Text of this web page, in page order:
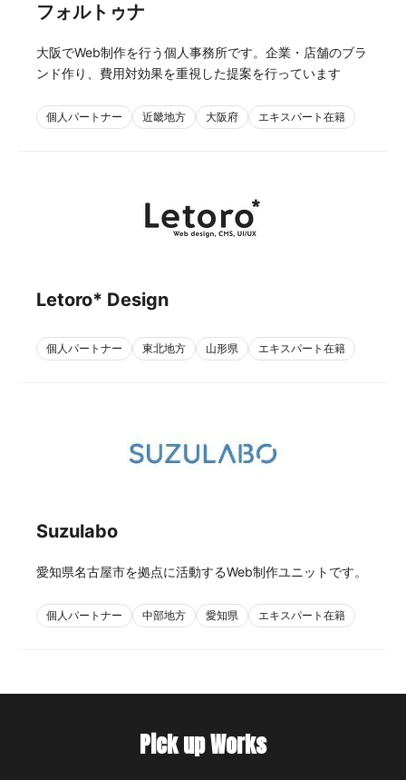
フォルトゥナ
大阪でWeb制作を行う個人事務所です。企業・店舗のブラ
ンド作り、費用対効果を重視した提案を行っています
個人パートナー 近畿地方 大阪府 エキスパート在籍
Letoro* Design
個人パートナー 東北地方 山形県 エキスパート在籍
Suzulabo
愛知県名古屋市を拠点に活動するWeb制作ユニットです。
個人パートナー 中部地方 愛知県 エキスパート在籍
Pick up Works